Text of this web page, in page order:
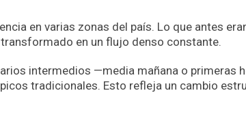
en varias zonas del país. Lo que antes
en un flujo denso constante.
intermedios —media mañana o primeras
tradicionales. Esto refleja un cambio